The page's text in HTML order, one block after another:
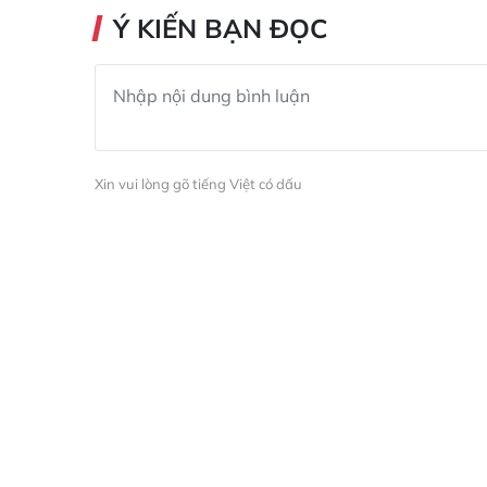
Ý KIẾN BẠN ĐỌC
Xin vui lòng gõ tiếng Việt có dấu